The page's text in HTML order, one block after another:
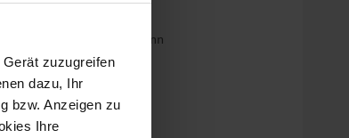
zuzugreifen
dazu, Ihr
bzw. Anzeigen zu
Ihre
privat genutzt werden kann